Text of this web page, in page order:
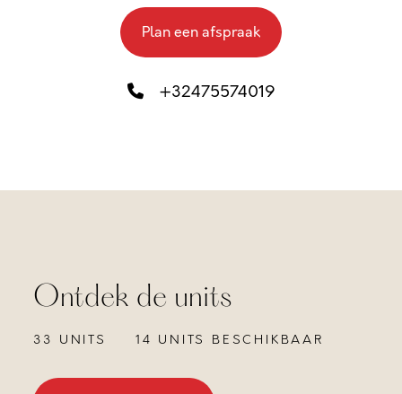
Plan een afspraak
+32475574019
Ontdek de units
33 UNITS 14 UNITS BESCHIKBAAR